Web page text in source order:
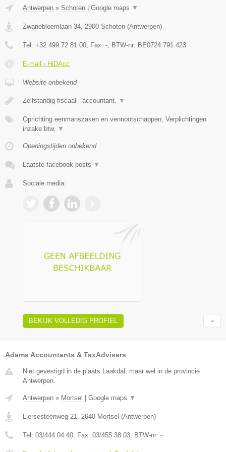
Antwerpen » Schoten Google maps ▼
Zwanebloemlaan 34, 2900 Schoten (Antwerpen)
Tel: +32 499 72 81 00, Fax: -, BTW-nr: BE0724.791.423
E-mail › HiDAcc
Website onbekend
Zelfstandig fiscaal - accountant. ▼
Oprichting eenmanszaken en vennootschappen, Verplichtingen
inzake btw, ▼
Openingstijden onbekend
Laatste facebook posts ▼
Sociale media:
BEKIJK VOLLEDIG PROFIEL
Adams Accountants & TaxAdvisers
Niet gevestigd in de plaats Laakdal, maar wel in de provincie
Antwerpen.
Antwerpen » Mortsel Google maps ▼
Liersesteenweg 21, 2640 Mortsel (Antwerpen)
Tel: 03/444.04.40, Fax: 03/455.38.03, BTW-nr: -